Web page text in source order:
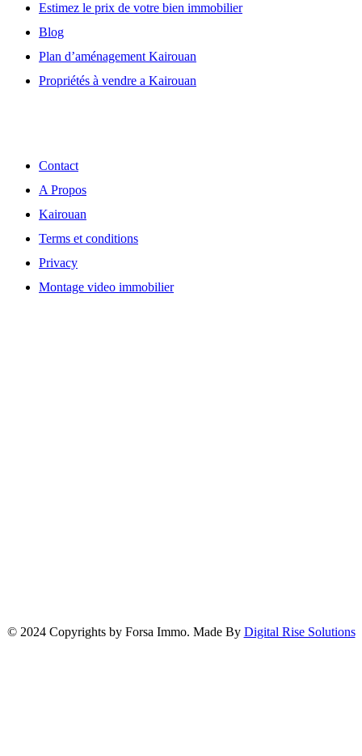
Estimez le prix de votre bien immobilier
Blog
Plan d’aménagement Kairouan
Propriétés à vendre a Kairouan
Contact
A Propos
Kairouan
Terms et conditions
Privacy
Montage video immobilier
© 2024 Copyrights by Forsa Immo. Made By Digital Rise Solutions